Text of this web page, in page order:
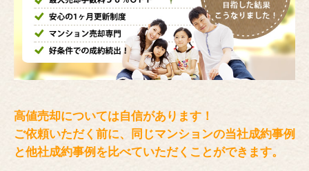
高値売却については自信があります！
ご依頼いただく前に、同じマンションの当社成約事例
と他社成約事例を比べていただくことができます。